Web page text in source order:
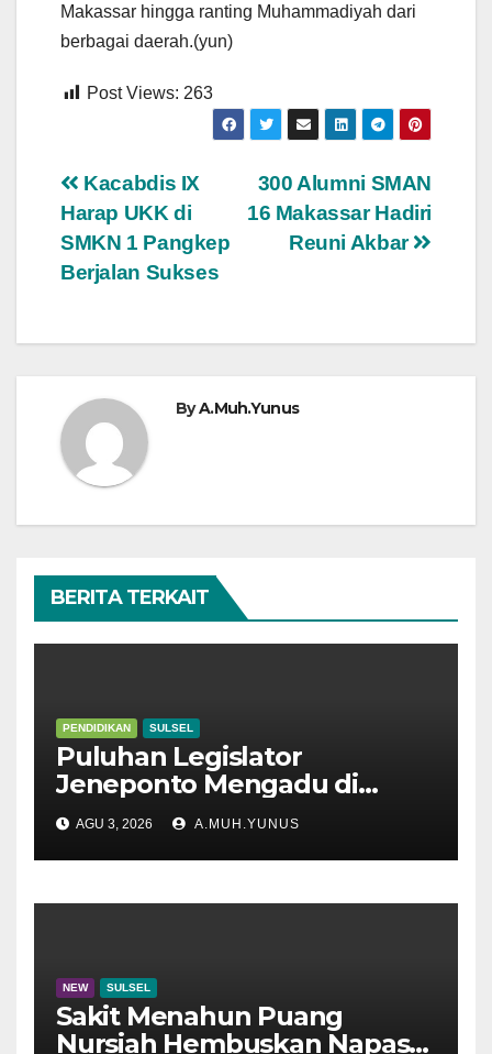
Makassar hingga ranting Muhammadiyah dari
berbagai daerah.(yun)
Post Views: 263
Navigasi
pos
300 Alumni SMAN
16 Makassar Hadiri
Reuni Akbar
Kacabdis IX
Harap UKK di
SMKN 1 Pangkep
Berjalan Sukses
ByA.Muh.Yunus
BERITA TERKAIT
PENDIDIKAN SULSEL
Puluhan Legislator
Jeneponto Mengadu di
Disdik Sulsel
AGU 3, 2026 A.MUH.YUNUS
NEW SULSEL
Sakit Menahun Puang
Nursiah Hembuskan Napas